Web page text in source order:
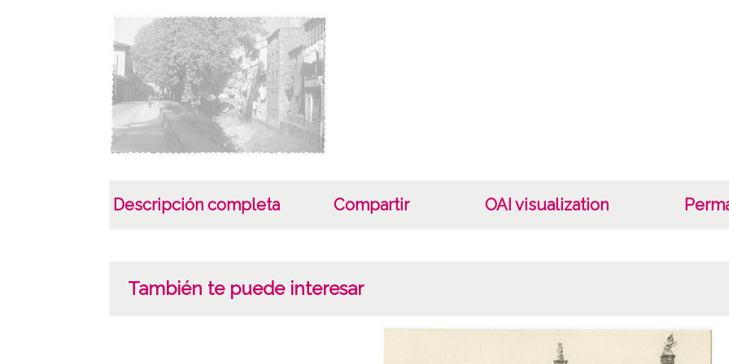
Descripción completa Compartir OAI visualization
También te puede interesar